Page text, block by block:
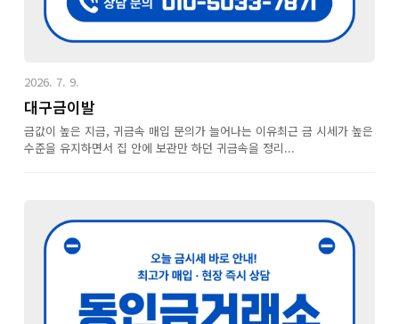
2026. 7. 9.
대구금이발
금값이 높은 지금, 귀금속 매입 문의가 늘어나는 이유최근 금 시세가 높은
수준을 유지하면서 집 안에 보관만 하던 귀금속을 정리...